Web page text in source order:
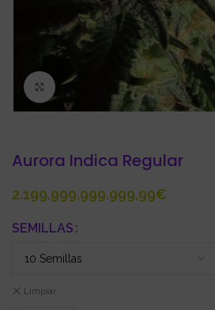
Click to enlarge
Aurora Indica Regular
€
SEMILLAS
Limpiar